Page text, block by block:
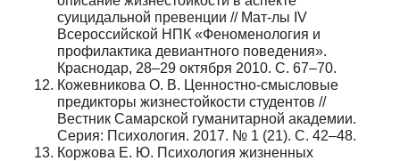
суицидальной превенции // Мат-лы IV
Всероссийской НПК «Феноменология и
профилактика девиантного поведения».
Краснодар, 28–29 октября 2010. С. 67–70.
Кожевникова О. В. Ценностно-смысловые
предикторы жизнестойкости студентов //
Вестник Самарской гуманитарной академии.
Серия: Психология. 2017. № 1 (21). С. 42–48.
Коржова Е. Ю. Психология жизненных